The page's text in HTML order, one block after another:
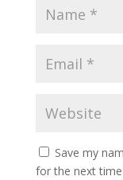
Save my
for the next